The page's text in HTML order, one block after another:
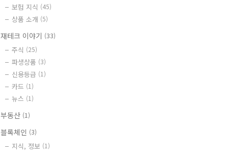
보험 지식 (45)
상품 소개 (5)
재테크 이야기 (33)
주식 (25)
파생상품 (3)
신용등급 (1)
카드 (1)
뉴스 (1)
부동산 (1)
블록체인 (3)
지식, 정보 (1)